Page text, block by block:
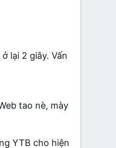
lại 2 giây. Vấn
tao nè, mày
YTB cho hiện